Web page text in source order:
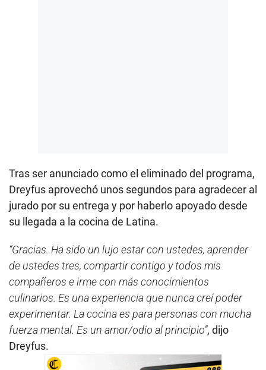
Tras ser anunciado como el eliminado del programa,
Dreyfus aprovechó unos segundos para agradecer al
jurado por su entrega y por haberlo apoyado desde
su llegada a la cocina de Latina.
“Gracias. Ha sido un lujo estar con ustedes, aprender
de ustedes tres, compartir contigo y todos mis
compañeros e irme con más conocimientos
culinarios. Es una experiencia que nunca creí poder
experimentar. La cocina es para personas con mucha
fuerza mental. Es un amor/odio al principio”, dijo
Dreyfus.